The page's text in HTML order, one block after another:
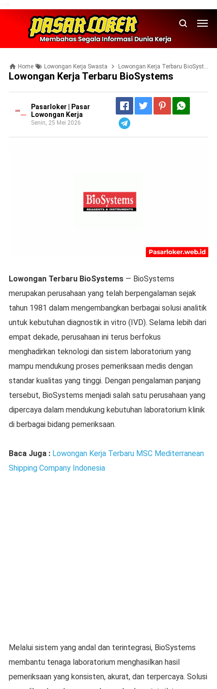
Home Lowongan Kerja Swasta Lowongan Kerja Terbaru BioSystems
Lowongan Kerja Terbaru BioSystems
Pasarloker | Pasar
Lowongan Kerja
Senin, 25 Mei 2026
Lowongan Terbaru BioSystems— BioSystems
merupakan perusahaan yang telah berpengalaman sejak
tahun 1981 dalam mengembangkan berbagai solusi analitik
untuk kebutuhan diagnostik in vitro (IVD). Selama lebih dari
empat dekade, perusahaan ini terus berfokus
menghadirkan teknologi dan sistem laboratorium yang
mampu mendukung proses pemeriksaan medis dengan
standar kualitas yang tinggi. Dengan pengalaman panjang
tersebut, BioSystems menjadi salah satu perusahaan yang
dipercaya dalam mendukung kebutuhan laboratorium klinik
di berbagai bidang pemeriksaan.
Baca Juga : Lowongan Kerja Terbaru MSC Mediterranean
Shipping Company Indonesia
Melalui sistem yang andal dan terintegrasi, BioSystems
membantu tenaga laboratorium menghasilkan hasil
pemeriksaan yang konsisten, akurat, dan terpercaya. Solusi